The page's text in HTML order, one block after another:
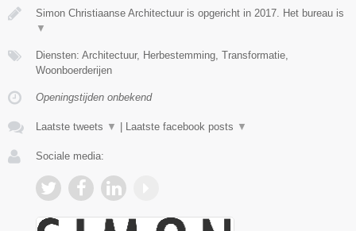
Simon Christiaanse Architectuur is opgericht in 2017. Het bureau is
▼
Diensten: Architectuur, Herbestemming, Transformatie,
Woonboerderijen
Openingstijden onbekend
Laatste tweets ▼ Laatste facebook posts ▼
Sociale media: